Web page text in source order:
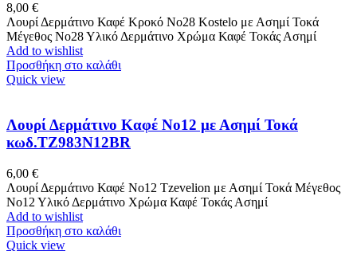
8,00 €
Λουρί Δερμάτινο Καφέ Κροκό No28 Kostelo με Ασημί Τοκά
Μέγεθος Νο28 Υλικό Δερμάτινο Χρώμα Καφέ Τοκάς Ασημί
Add to wishlist
Προσθήκη στο καλάθι
Quick view
Λουρί Δερμάτινο Καφέ No12 με Ασημί Τοκά
κωδ.TZ983N12BR
6,00 €
Λουρί Δερμάτινο Καφέ No12 Tzevelion με Ασημί Τοκά Μέγεθος
Νο12 Υλικό Δερμάτινο Χρώμα Καφέ Τοκάς Ασημί
Add to wishlist
Προσθήκη στο καλάθι
Quick view